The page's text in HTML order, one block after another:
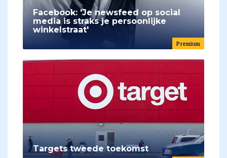
Premium
Facebook: 'Je newsfeed op social
media is straks je persoonlijke
winkelstraat'
Targets tweede toekomst